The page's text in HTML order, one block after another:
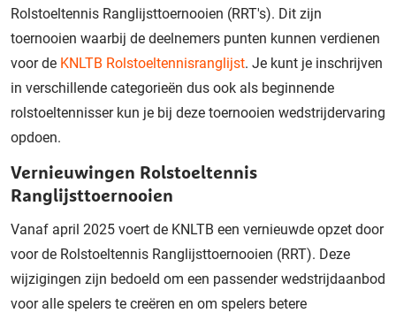
Rolstoeltennis Ranglijsttoernooien (RRT's). Dit zijn
toernooien waarbij de deelnemers punten kunnen verdienen
voor de KNLTB Rolstoeltennisranglijst. Je kunt je inschrijven
in verschillende categorieën dus ook als beginnende
rolstoeltennisser kun je bij deze toernooien wedstrijdervaring
opdoen.
Vernieuwingen Rolstoeltennis
Ranglijsttoernooien
Vanaf april 2025 voert de KNLTB een vernieuwde opzet door
voor de Rolstoeltennis Ranglijsttoernooien (RRT). Deze
wijzigingen zijn bedoeld om een passender wedstrijdaanbod
voor alle spelers te creëren en om spelers betere